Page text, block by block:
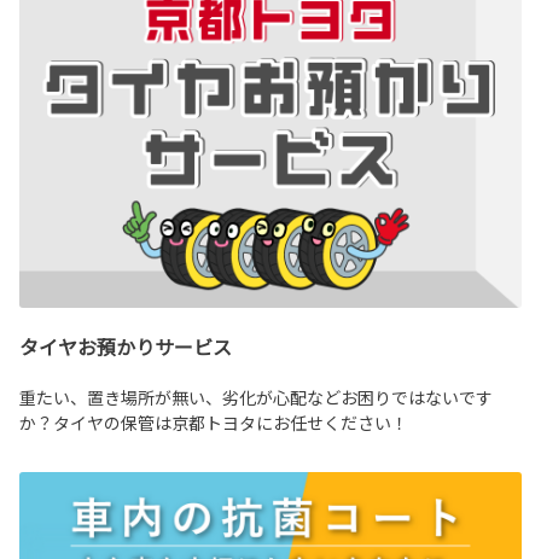
タイヤお預かりサービス
重たい、置き場所が無い、劣化が心配などお困りではないです
か？タイヤの保管は京都トヨタにお任せください！